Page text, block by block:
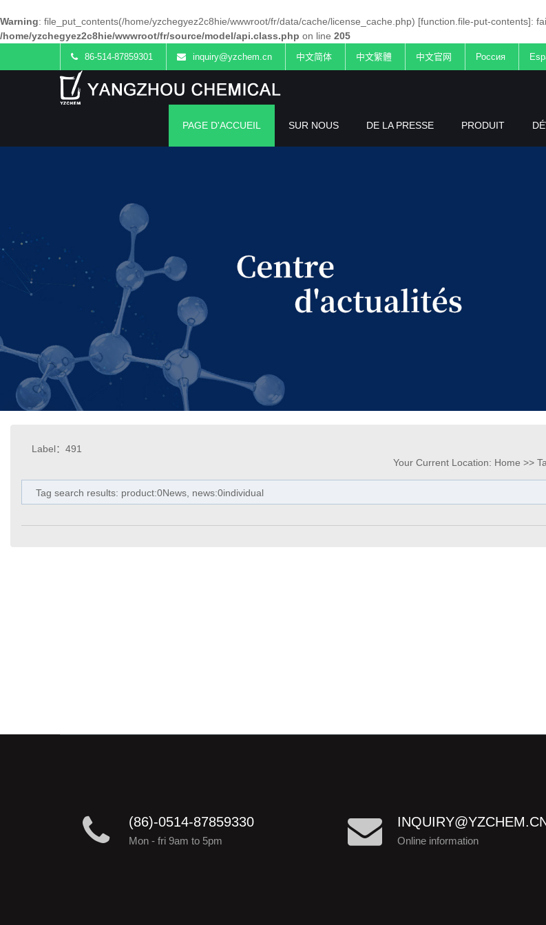
Warning: file_put_contents(/home/yzchegyez2c8hie/wwwroot/fr/data/cache/license_cache.php) [function.file-put-contents]:
/home/yzchegyez2c8hie/wwwroot/fr/source/model/api.class.php on line 205
86-514-87859301 inquiry@yzchem.cn 中文简体 中文繁體 中文官网 Россия
PAGE D'ACCUEIL SUR NOUS DE LA PRESSE PRODUIT
Label：491
Your Current Location: Home >>
Tag search results: product:0News, news:0individual
(86)-0514-87859330
Mon - fri 9am to 5pm Online information